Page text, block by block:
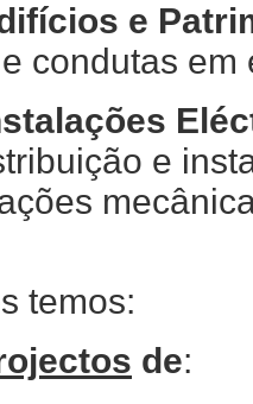
e
condutas em
e
temos:
de: